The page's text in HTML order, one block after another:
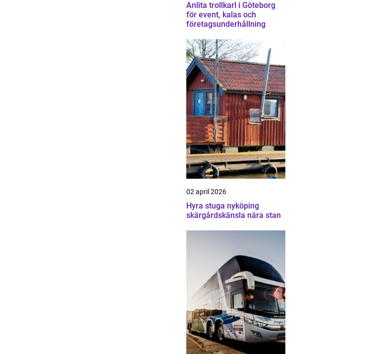
Anlita trollkarl i Göteborg
för event, kalas och
företagsunderhållning
02 april 2026
Hyra stuga nyköping
skärgårdskänsla nära stan